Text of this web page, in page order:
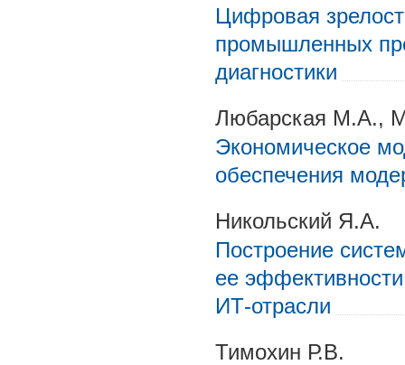
Цифровая
промышленных
диагностики
Любарская М.А.,
Экономическое
обеспечения
Никольский Я.А.
Построение
ее
ИТ-отрасли
Тимохин Р.В.